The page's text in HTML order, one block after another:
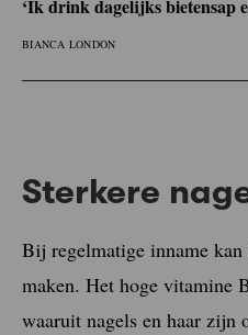
‘Ik drink dagelijks bietensap
BIANCA LONDON
Sterkere
Bij regelmatige inname
maken. Het hoge vitamine
waaruit nagels en haar zijn